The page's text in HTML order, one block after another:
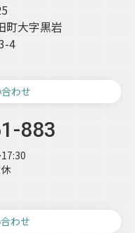
町大字黒岩
4
わせ
883
わせ